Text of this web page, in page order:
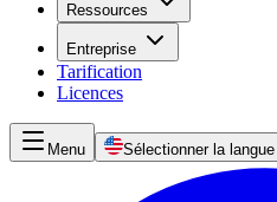
Ressources
Entreprise
Tarification
Licences
Menu Sélectionner la langue